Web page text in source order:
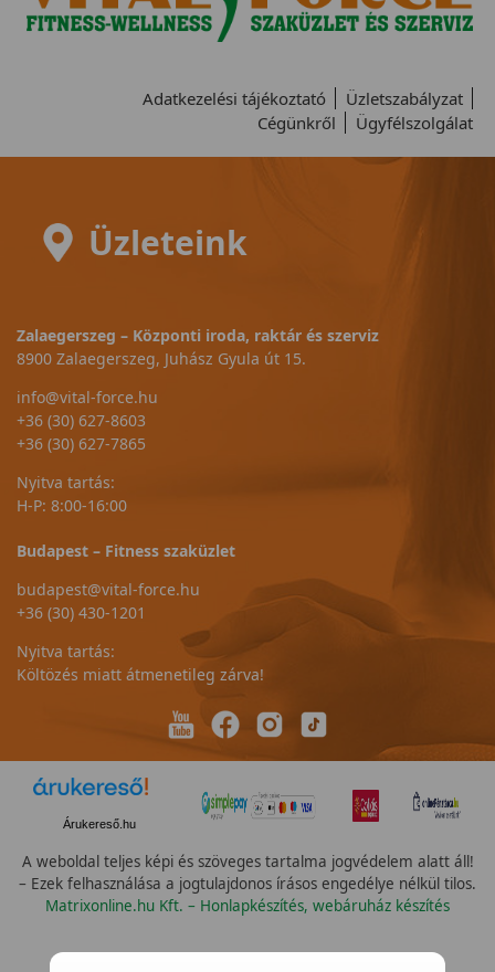
Adatkezelési tájékoztató
Üzletszabályzat
Cégünkről
Ügyfélszolgálat
Üzleteink
Zalaegerszeg – Központi iroda, raktár és szerviz
8900 Zalaegerszeg, Juhász Gyula út 15.
info@vital-force.hu
+36 (30) 627-8603
+36 (30) 627-7865
Nyitva tartás:
H-P: 8:00-16:00
Budapest – Fitness szaküzlet
budapest@vital-force.hu
+36 (30) 430-1201
Nyitva tartás:
Költözés miatt átmenetileg zárva!
Árukereső.hu
A weboldal teljes képi és szöveges tartalma jogvédelem alatt áll!
– Ezek felhasználása a jogtulajdonos írásos engedélye nélkül tilos.
Matrixonline.hu Kft. – Honlapkészítés, webáruház készítés